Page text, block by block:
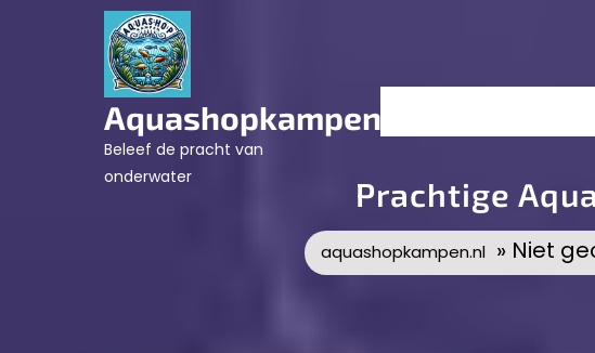
Aquashopkampen.nl
Beleef de pracht van
onderwater
Prachtige
aquashopkampen.nl » Niet